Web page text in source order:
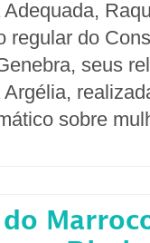
regular do
seus
sobre